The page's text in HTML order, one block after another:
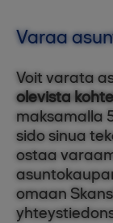
Varaa
Voit varata
olevista
maksamalla
sido sinua
ostaa
omaan